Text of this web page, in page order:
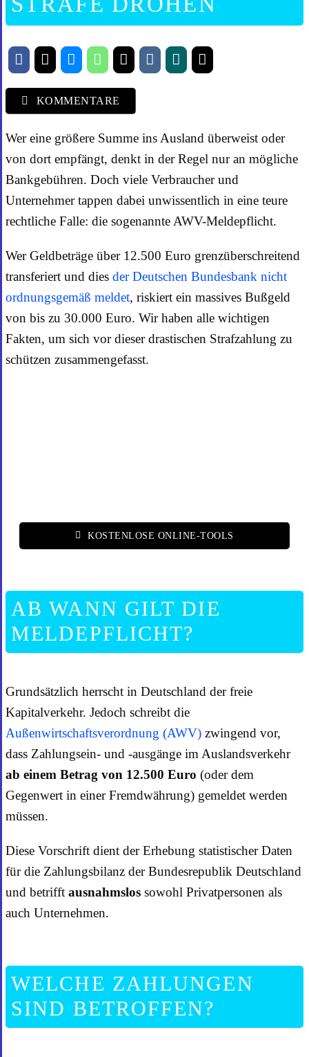
KOMMENTARE
Wer eine größere Summe ins Ausland überweist oder
von dort empfängt, denkt in der Regel nur an mögliche
Bankgebühren. Doch viele Verbraucher und
Unternehmer tappen dabei unwissentlich in eine teure
rechtliche Falle: die sogenannte AWV-Meldepflicht.
Wer Geldbeträge über 12.500 Euro grenzüberschreitend
transferiert und dies der Deutschen Bundesbank nicht
ordnungsgemäß meldet, riskiert ein massives Bußgeld
von bis zu 30.000 Euro. Wir haben alle wichtigen
Fakten, um sich vor dieser drastischen Strafzahlung zu
schützen zusammengefasst.
KOSTENLOSE ONLINE-TOOLS
AB WANN GILT DIE
MELDEPFLICHT?
Grundsätzlich herrscht in Deutschland der freie
Kapitalverkehr. Jedoch schreibt die
Außenwirtschaftsverordnung (AWV) zwingend vor,
dass Zahlungsein- und -ausgänge im Auslandsverkehr
ab einem Betrag von 12.500 Euro (oder dem
Gegenwert in einer Fremdwährung) gemeldet werden
müssen.
Diese Vorschrift dient der Erhebung statistischer Daten
für die Zahlungsbilanz der Bundesrepublik Deutschland
und betrifft ausnahmslos sowohl Privatpersonen als
auch Unternehmen.
WELCHE ZAHLUNGEN
SIND BETROFFEN?